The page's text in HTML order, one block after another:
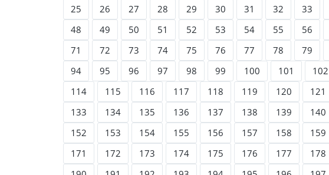
25
26 27 28 29 30 31 32 33
48
49 50 51 52 53 54 55 56
71
72 73 74 75 76 77 78 79
94
95 96 97 98 99 100 101 102
114
115 116 117 118 119 120 121
133
134 135 136 137 138 139 140
152
153 154 155 156 157 158 159
171
172 173 174 175 176 177 178